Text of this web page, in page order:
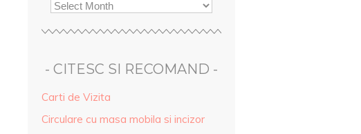
- CITESC SI RECOMAND -
Carti de Vizita
Circulare cu masa mobila si incizor